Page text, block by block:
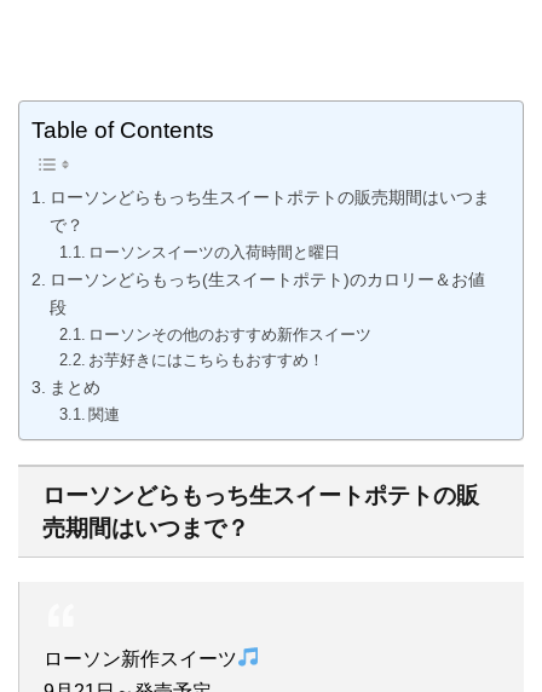
Table of Contents
ローソンどらもっち生スイートポテトの販売期間はいつま
で？
ローソンスイーツの入荷時間と曜日
ローソンどらもっち(生スイートポテト)のカロリー＆お値
段
ローソンその他のおすすめ新作スイーツ
お芋好きにはこちらもおすすめ！
まとめ
関連
ローソンどらもっち生スイートポテトの販
売期間はいつまで？
ローソン新作スイーツ